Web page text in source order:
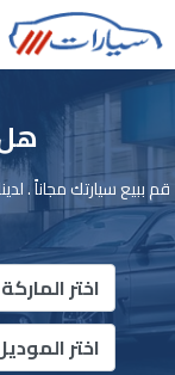
الرئيسية
بيع
سيارتك
سيارات
جديدة
قم ببيع سيارتك مجاناً .